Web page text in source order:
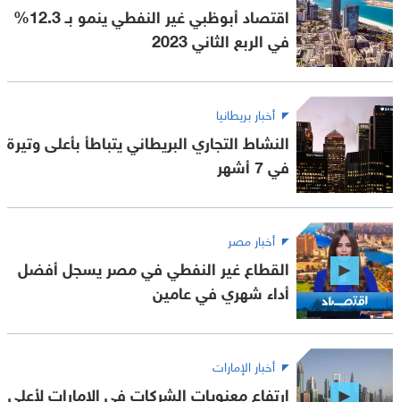
اقتصاد أبوظبي غير النفطي ينمو بـ 12.3%
في الربع الثاني 2023
أخبار بريطانيا
النشاط التجاري البريطاني يتباطأ بأعلى وتيرة
في 7 أشهر
أخبار مصر
القطاع غير النفطي في مصر يسجل أفضل
أداء شهري في عامين
أخبار الإمارات
ارتفاع معنويات الشركات في الإمارات لأعلى